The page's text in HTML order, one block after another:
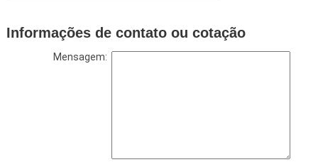
Informações de contato ou cotação
Mensagem: